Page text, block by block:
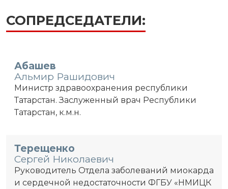
СОПРЕДСЕДАТЕЛИ:
Абашев
Альмир Рашидович
Министр здравоохранения республики
Татарстан. Заслуженный врач Республики
Татарстан, к.м.н.
Терещенко
Сергей Николаевич
Руководитель Отдела заболеваний миокарда
и сердечной недостаточности ФГБУ «НМИЦК